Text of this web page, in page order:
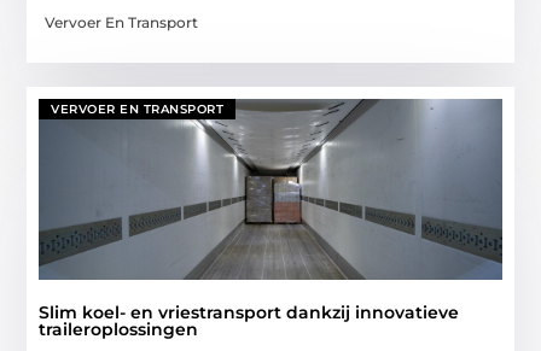
Vervoer En Transport
VERVOER EN TRANSPORT
Slim koel- en vriestransport dankzij innovatieve
traileroplossingen